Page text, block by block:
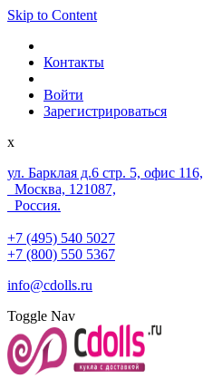
Skip to Content
Контакты
Войти
Зарегистрироваться
x
ул. Барклая д.6 стр. 5, офис 116,
Москва, 121087,
Россия.
+7 (495) 540 5027
+7 (800) 550 5367
info@cdolls.ru
Toggle Nav